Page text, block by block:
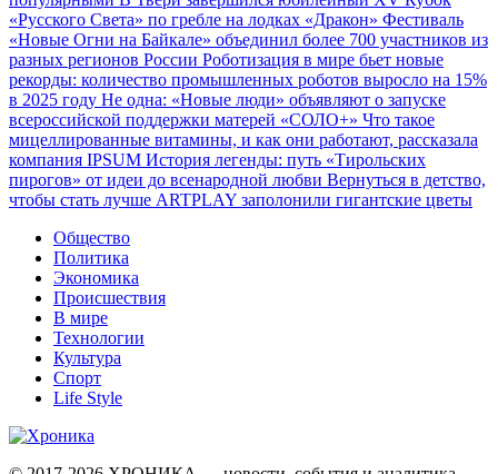
«Русского Света» по гребле на лодках «Дракон» Фестиваль
«Новые Огни на Байкале» объединил более 700 участников из
разных регионов России Роботизация в мире бьет новые
рекорды: количество промышленных роботов выросло на 15%
в 2025 году Не одна: «Новые люди» объявляют о запуске
всероссийской поддержки матерей «СОЛО+» Что такое
мицеллированные витамины, и как они работают, рассказала
компания IPSUM История легенды: путь «Тирольских
пирогов» от идеи до всенародной любви Вернуться в детство,
чтобы стать лучше ARTPLAY заполонили гигантские цветы
Общество
Политика
Экономика
Происшествия
В мире
Технологии
Культура
Спорт
Life Style